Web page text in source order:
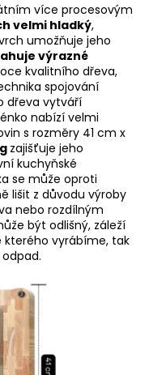
více procesovým
velmi hladký,
umožňuje jeho
výrazné
kvalitního dřeva,
spojování
dřeva vytváří
nabízí velmi
s rozměry 41 cm x
zajišťuje jeho
kuchyňské
se může oproti
lišit z důvodu výroby
nebo rozdílným
být odlišný, záleží
kterého vyrábíme, tak